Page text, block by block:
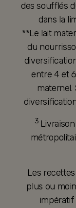
des soufflés
dans la
**Le lait
du
entre 4 et
maternel.
3
Les
plus ou